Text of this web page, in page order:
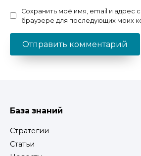
Сохранить моё имя, email и адрес
браузере для последующих моих
База знаний
Стратегии
Статьи